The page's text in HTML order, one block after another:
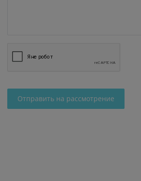
Отправить на рассмотрение